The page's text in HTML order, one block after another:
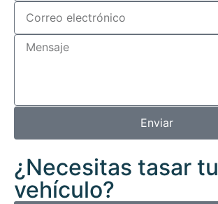
Enviar
¿Necesitas tasar tu
vehículo?